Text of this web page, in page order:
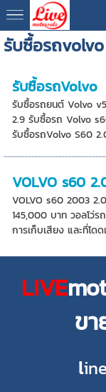
รับซื้อรถvolvo
รับซื้อรถVolvo
รับซื้อรถยนต์ Volvo
2.9 รับซื้อรถ Volvo
รับซื้อรถVolvo S60
VOLVO s60
VOLVO s60 2003
145,000 บาท วอลโว่
การเก็บเสียง และที่โด
LIVE
ข
l